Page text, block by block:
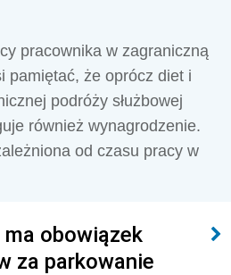
pracownika w zagraniczną
pamiętać, że oprócz diet i
podróży służbowej
również wynagrodzenie.
od czasu pracy w
obowiązek
za parkowanie